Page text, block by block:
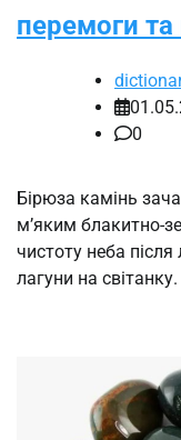
перемоги
0
Бірюза камінь
м’яким блакитно-
чистоту неба після
лагуни на